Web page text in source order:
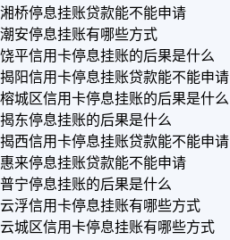
湘桥停息挂账贷款能不能申请
潮安停息挂账有哪些方式
饶平信用卡停息挂账的后果是什么
揭阳信用卡停息挂账贷款能不能申请
榕城区信用卡停息挂账的后果是什么
揭东停息挂账的后果是什么
揭西信用卡停息挂账贷款能不能申请
惠来停息挂账贷款能不能申请
普宁停息挂账的后果是什么
云浮信用卡停息挂账有哪些方式
云城区信用卡停息挂账有哪些方式